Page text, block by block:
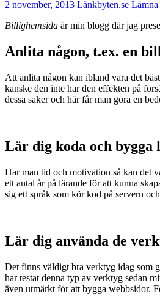
2 november, 2013 Länkbyten.se Lämna
Billighemsida är min blogg där jag
Anlita någon, t.ex. en
Att anlita någon kan ibland vara det
kanske den inte har den effekten på
dessa saker och här får man göra en
Lär dig koda och bygga
Har man tid och motivation så kan det
ett antal år på lärande för att kunna
sig ett språk som kör kod på servern
Lär dig använda de
Det finns väldigt bra verktyg idag som
har testat denna typ av verktyg sedan
även utmärkt för att bygga webbsidor.